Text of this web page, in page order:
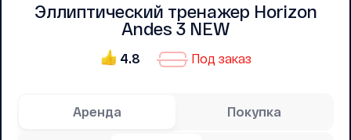
Эллиптический тренажер Horizon
Andes 3 NEW
4.8 Под заказ
Аренда Покупка